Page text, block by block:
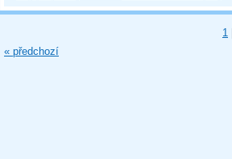
« předchozí
1